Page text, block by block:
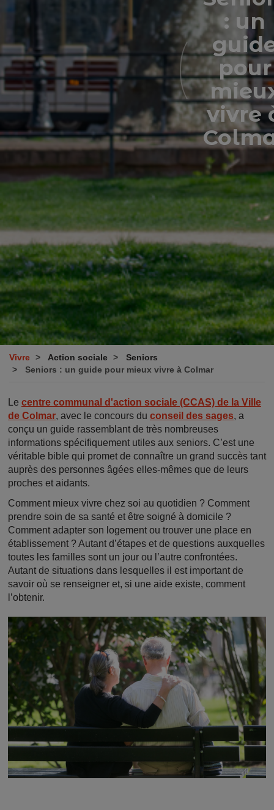
: un
pour
vivre
Vivre Action sociale
Seniors
Seniors : un guide pour mieux vivre à Colmar
Le centre communal d'action sociale (CCAS) de la Ville
de Colmar, avec le concours du conseil des sages, a
conçu un guide rassemblant de très nombreuses
informations spécifiquement utiles aux seniors. C’est une
véritable bible qui promet de connaître un grand succès tant
auprès des personnes âgées elles-mêmes que de leurs
proches et aidants.
Comment mieux vivre chez soi au quotidien ? Comment
prendre soin de sa santé et être soigné à domicile ?
Comment adapter son logement ou trouver une place en
établissement ? Autant d’étapes et de questions auxquelles
toutes les familles sont un jour ou l’autre confrontées.
Autant de situations dans lesquelles il est important de
savoir où se renseigner et, si une aide existe, comment
l’obtenir.
Image